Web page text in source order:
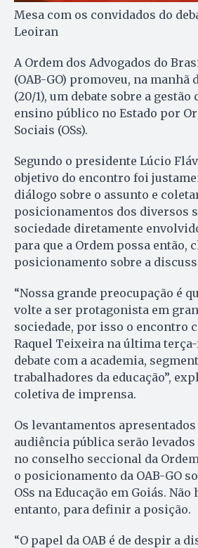
Mesa com os convidados do
Leoiran
A Ordem dos Advogados do
(OAB-GO) promoveu, na manhã
(20/1), um debate sobre a
ensino público no Estado por
Sociais (OSs).
Segundo o presidente Lúcio
objetivo do encontro foi
diálogo sobre o assunto e
posicionamentos dos diversos
sociedade diretamente
para que a Ordem possa então,
posicionamento sobre a
“Nossa grande preocupação é
volte a ser protagonista em
sociedade, por isso o encontro
Raquel Teixeira na última terça-
debate com a academia,
trabalhadores da educação”,
coletiva de imprensa.
Os levantamentos
audiência pública serão
no conselho seccional da
o posicionamento da OAB-GO
OSs na Educação em Goiás. Não
entanto, para definir a posição.
“O papel da OAB é de despir a